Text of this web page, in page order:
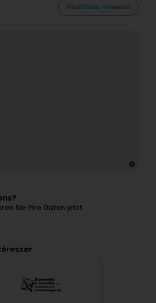
Rechtliche Hinweise
Sie Ihre Daten jetzt